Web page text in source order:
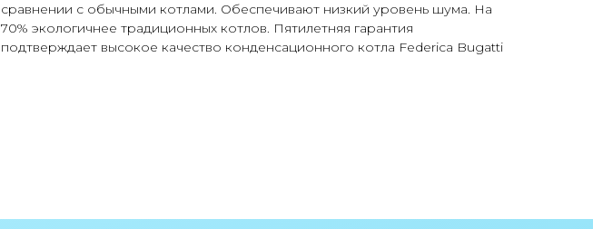
сравнении с обычными котлами. Обеспечивают низкий уровень шума. На
70% экологичнее традиционных котлов. Пятилетняя гарантия
подтверждает высокое качество конденсационного котла Federica Bugatti